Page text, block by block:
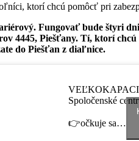
ktorí chcú pomôcť pri
Fungovať bude štyri
4445, Piešťany. Tí, ktorí
do Piešťan z diaľnice.
Spoločenské
👉očkuje sa…